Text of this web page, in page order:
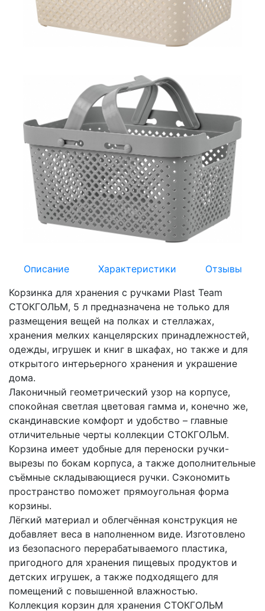
Описание Характеристики
Отзывы
Корзинка для хранения с ручками Plast Team
СТОКГОЛЬМ, 5 л предназначена не только для
размещения вещей на полках и стеллажах,
хранения мелких канцелярских принадлежностей,
одежды, игрушек и книг в шкафах, но также и для
открытого интерьерного хранения и украшение
дома.
Лаконичный геометрический узор на корпусе,
спокойная светлая цветовая гамма и, конечно же,
скандинавские комфорт и удобство – главные
отличительные черты коллекции СТОКГОЛЬМ.
Корзина имеет удобные для переноски ручки-
вырезы по бокам корпуса, а также дополнительные
съёмные складывающиеся ручки. Сэкономить
пространство поможет прямоугольная форма
корзины.
Лёгкий материал и облегчённая конструкция не
добавляет веса в наполненном виде. Изготовлено
из безопасного перерабатываемого пластика,
пригодного для хранения пищевых продуктов и
детских игрушек, а также подходящего для
помещений с повышенной влажностью.
Коллекция корзин для хранения СТОКГОЛЬМ